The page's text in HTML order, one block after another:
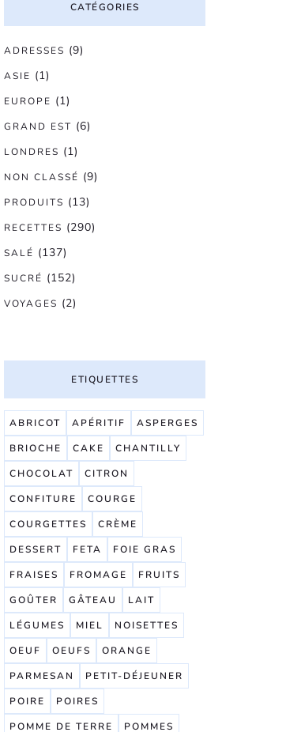
CATÉGORIES
ADRESSES (9)
ASIE (1)
EUROPE (1)
GRAND EST (6)
LONDRES (1)
NON CLASSÉ (9)
PRODUITS (13)
RECETTES (290)
SALÉ (137)
SUCRÉ (152)
VOYAGES (2)
ETIQUETTES
ABRICOT APÉRITIF
ASPERGES
BRIOCHE
CAKE
CHANTILLY
CHOCOLAT
CITRON
CONFITURE
COURGE
COURGETTES
CRÈME
DESSERT
FETA
FOIE GRAS
FRAISES
FROMAGE
FRUITS
GOÛTER
GÂTEAU
LAIT
LÉGUMES
MIEL
NOISETTES
OEUF
OEUFS
ORANGE
PARMESAN
PETIT-DÉJEUNER
POIRE
POIRES
POMME DE TERRE
POMMES